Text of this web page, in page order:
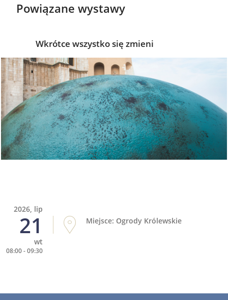
Powiązane wystawy
Wkrótce wszystko się zmieni
2026, lip
21
wt
08:00 - 09:30
Miejsce: Ogrody Królewskie